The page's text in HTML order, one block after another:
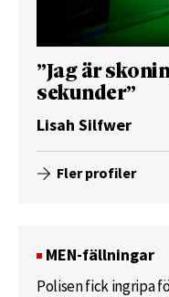
”Jag är
sekunder”
Lisah Silfwer
Fler profiler
MEN-fällningar
Polisen fick ingripa